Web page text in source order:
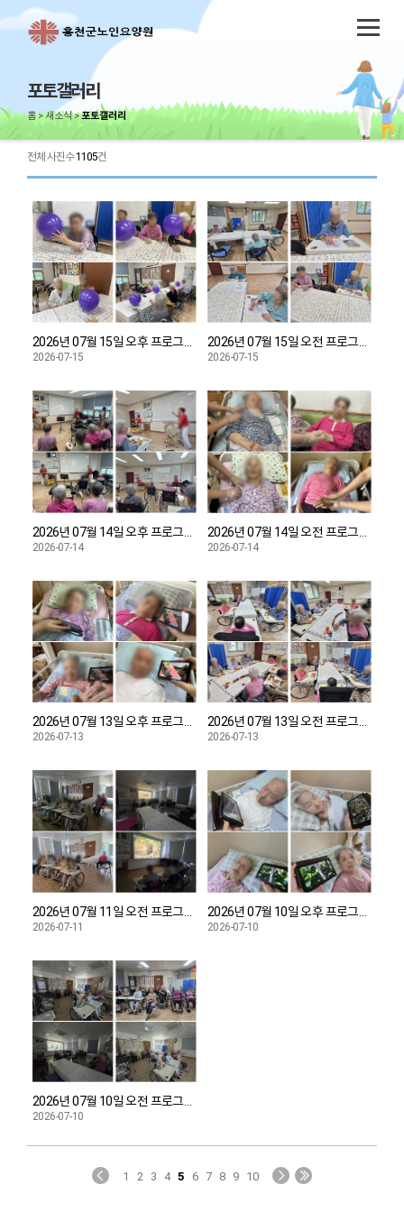
포토갤러리
홈 새소식 포토갤러리
전체 사진수1105건
2026년 07월 15일 오후 프로그램 풍선치기 진행했습니다.
2026-07-15
2026년 07월 15일 오전 프로그램 색칠하기 진행했습니다.
2026-07-15
2026년 07월 14일 오후 프로그램 소고치기 진행했습니다.
2026-07-14
2026년 07월 14일 오전 프로그램 마사지 진행했습니다.
2026-07-14
2026년 07월 13일 오후 프로그램 절기알기 진행했습니다.
2026-07-13
2026년 07월 13일 오전 프로그램 도미노 진행했습니다.
2026-07-13
2026년 07월 11일 오전 프로그램 다큐관람 진행했습니다.
2026-07-11
2026년 07월 10일 오후 프로그램 자연의소리듣기 진행했습니다.
2026-07-10
2026년 07월 10일 오전 프로그램 건강율동 진행했습니다.
2026-07-10
1 2 3 4 5 6 7 8 9 10